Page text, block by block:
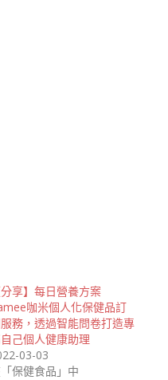
分享】每日營養方案
咖米個人化保健品訂
務，透過智能問卷打造專
己個人健康助理
03-03
保健食品」中